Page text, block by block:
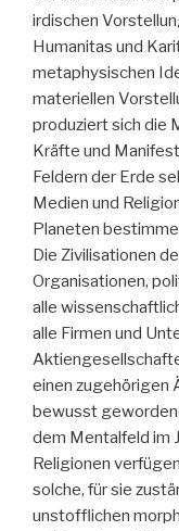
irdischen
Humanitas und
metaphysischen
materiellen
produziert sich die
Kräfte und
Feldern der Erde
Medien und
Planeten
Die Zivilisationen
Organisationen,
alle
alle Firmen und
einen zugehörigen
bewusst
dem Mentalfeld im
Religionen
solche, für sie
unstofflichen